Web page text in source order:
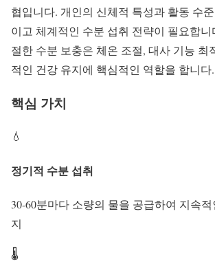
협입니다. 개인의 신체적 특성과 활동 수
이고 체계적인 수분 섭취 전략이 필요합니
절한 수분 보충은 체온 조절, 대사 기능 최
적인 건강 유지에 핵심적인 역할을 합니다.
핵심 가치
💧
정기적 수분 섭취
30-60분마다 소량의 물을 공급하여 지속
지
🌡️